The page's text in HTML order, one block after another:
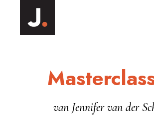
van Jennifer van der